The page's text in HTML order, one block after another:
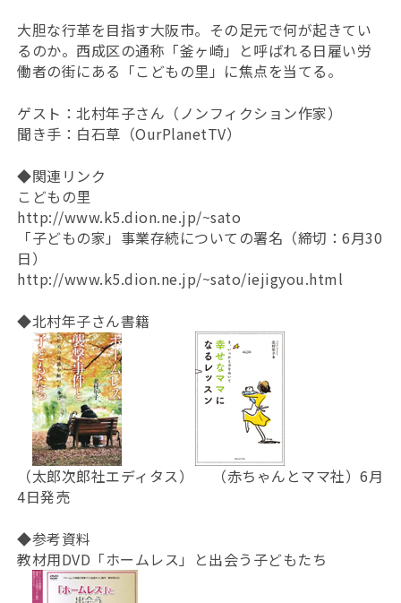
大胆な行革を目指す大阪市。その足元で何が起きてい
るのか。西成区の通称「釜ヶ崎」と呼ばれる日雇い労
働者の街にある「こどもの里」に焦点を当てる。
ゲスト：北村年子さん（ノンフィクション作家）
聞き手：白石草（OurPlanetTV）
◆関連リンク
こどもの里
http://www.k5.dion.ne.jp/~sato
「子どもの家」事業存続についての署名（締切：6月30
日）
http://www.k5.dion.ne.jp/~sato/iejigyou.html
◆北村年子さん書籍
（太郎次郎社エディタス） （赤ちゃんとママ社）6月
4日発売
◆参考資料
教材用DVD「ホームレス」と出会う子どもたち